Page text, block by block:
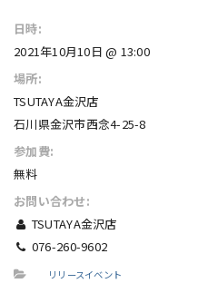
日時:
2021年10月10日 @ 13:00
場所:
TSUTAYA金沢店
石川県金沢市西念4-25-8
参加費:
無料
お問い合わせ:
TSUTAYA金沢店
076-260-9602
リリースイベント